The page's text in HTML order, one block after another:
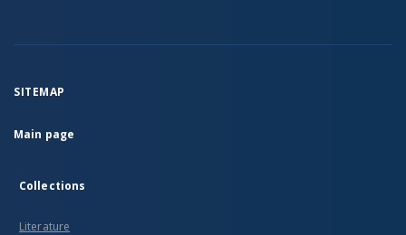
SITEMAP
Main page
Collections
Literature